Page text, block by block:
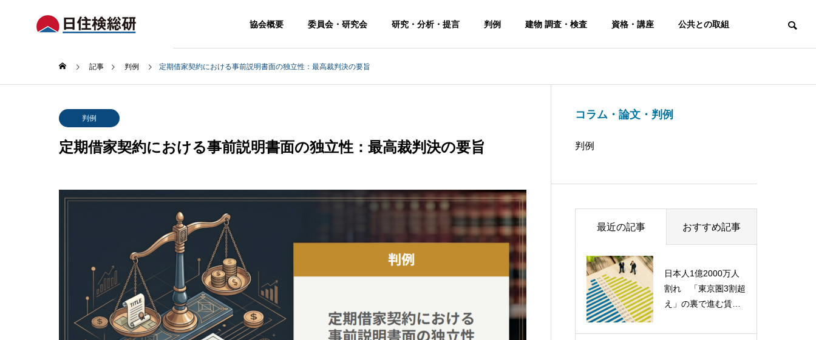
協会概要 委員会・研究会 研究・分析・提言 判例 建物 調査・検査 資格・講座 公共との取組
記事 判例 定期借家契約における事前説明書面の独立性：最高裁判決の要旨
判例
定期借家契約における事前説明書面の独立性：最高裁判決の要旨
コラム・論文・判例
判例
最近の記事 おすすめ記事
日本人1億2000万人
割れ 「東京圏3割超
え」の裏で進む賃
オーナーの危機（寄
賃貸住宅市場におけ
る原状回復問題の抜
本的解決と「敷金診
に向けた提言書